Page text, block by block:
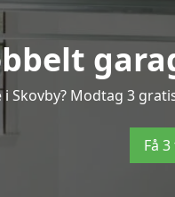
i Skovby? Modtag 3
Få